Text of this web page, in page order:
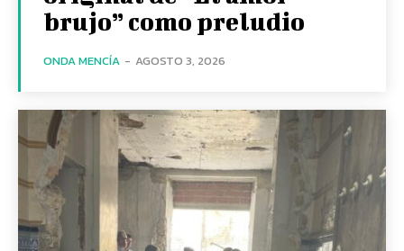
brujo” como preludio
ONDA MENCÍA - AGOSTO 3, 2026